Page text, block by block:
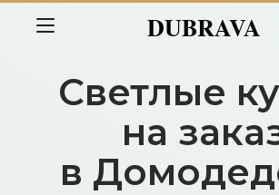
DUBRAVA
Светлые
на
в